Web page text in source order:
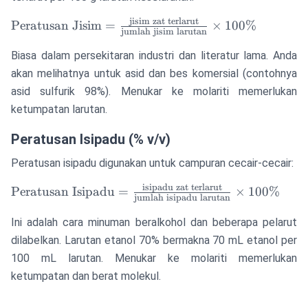
\text{Peratusan
\frac{\text{jisim
zat terlarut}}
{\text{jumlah
jisim larutan}}
\times 100\%
Peratusan Jisim = jumlah jisim larutan
jisim zat terlarut × 100%
Biasa dalam persekitaran industri dan literatur lama. Anda
akan melihatnya untuk asid dan bes komersial (contohnya
asid sulfurik 98%). Menukar ke molariti memerlukan
ketumpatan larutan.
Peratusan Isipadu (% v/v)
Peratusan isipadu digunakan untuk campuran cecair-cecair:
\text{Peratusan
\frac{\text{isipadu
zat terlarut}}
{\text{jumlah
isipadu larutan}}
\times 100\%
Peratusan Isipadu = jumlah isipadu larutan
isipadu zat terlarut × 100%
Ini adalah cara minuman beralkohol dan beberapa pelarut
dilabelkan. Larutan etanol 70% bermakna 70 mL etanol per
100 mL larutan. Menukar ke molariti memerlukan
ketumpatan dan berat molekul.